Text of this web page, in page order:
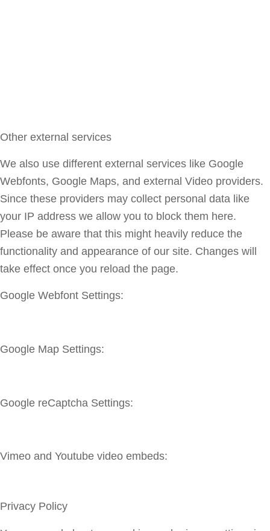
Other external services
We also use different external services like Google
Webfonts, Google Maps, and external Video providers.
Since these providers may collect personal data like
your IP address we allow you to block them here.
Please be aware that this might heavily reduce the
functionality and appearance of our site. Changes will
take effect once you reload the page.
Google Webfont Settings:
Google Map Settings:
Google reCaptcha Settings:
Vimeo and Youtube video embeds:
Privacy Policy